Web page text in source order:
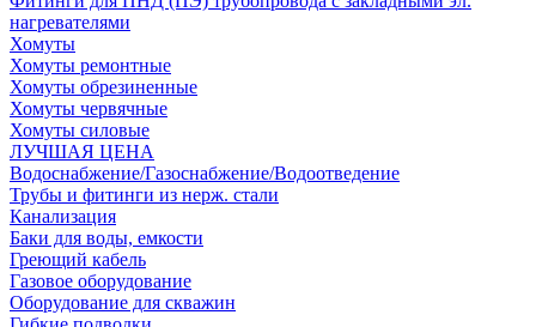
нагревателями
Хомуты
Хомуты ремонтные
Хомуты обрезиненные
Хомуты червячные
Хомуты силовые
ЛУЧШАЯ ЦЕНА
Водоснабжение/Газоснабжение/Водоотведение
Трубы и фитинги из нерж. стали
Канализация
Баки для воды, емкости
Греющий кабель
Газовое оборудование
Оборудование для скважин